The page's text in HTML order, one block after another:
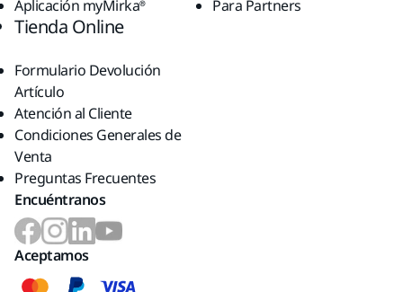
Aplicación myMirka®
Para Partners
Tienda Online
Formulario Devolución
Artículo
Atención al Cliente
Condiciones Generales de
Venta
Preguntas Frecuentes
Encuéntranos
Aceptamos